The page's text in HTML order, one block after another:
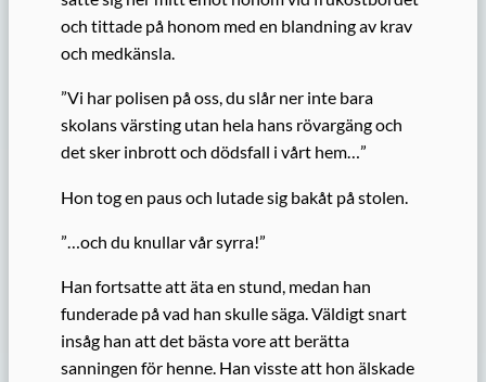
och tittade på honom med en blandning av krav
och medkänsla.
”Vi har polisen på oss, du slår ner inte bara
skolans värsting utan hela hans rövargäng och
det sker inbrott och dödsfall i vårt hem…”
Hon tog en paus och lutade sig bakåt på stolen.
”…och du knullar vår syrra!”
Han fortsatte att äta en stund, medan han
funderade på vad han skulle säga. Väldigt snart
insåg han att det bästa vore att berätta
sanningen för henne. Han visste att hon älskade